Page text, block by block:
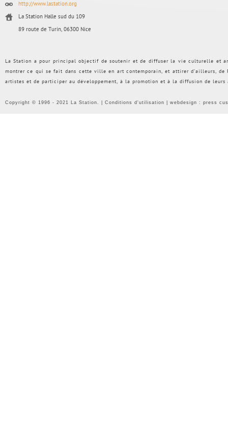
http://www.lastation.org
La Station Halle sud du 109
89 route de Turin, 06300 Nice
La Station a pour principal objectif de soutenir et de diffuser la vie culturelle et
montrer ce qui se fait dans cette ville en art contemporain, et attirer d’ailleurs, de
artistes et de participer au développement, à la promotion et à la diffusion de
Copyright © 1996 - 2021 La Station. | Conditions d'utilisation | webdesign : press